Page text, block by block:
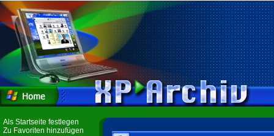
Als Startseite festlegen
Zu Favoriten hinzufügen